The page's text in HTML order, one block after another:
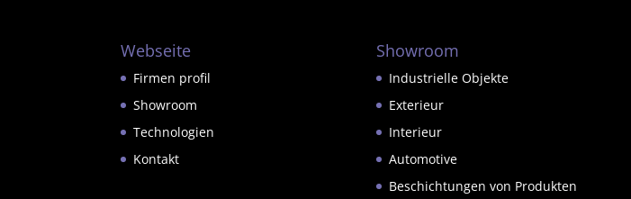
Webseite
Firmen profil
Showroom
Technologien
Kontakt
Showroom
Industrielle Objekte
Exterieur
Interieur
Automotive
Beschichtungen von Produkten